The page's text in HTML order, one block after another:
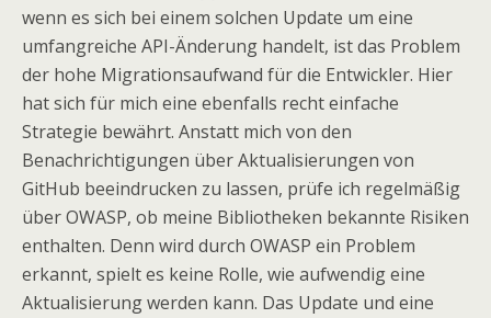
wenn es sich bei einem solchen Update um eine
umfangreiche API-Änderung handelt, ist das Problem
der hohe Migrationsaufwand für die Entwickler. Hier
hat sich für mich eine ebenfalls recht einfache
Strategie bewährt. Anstatt mich von den
Benachrichtigungen über Aktualisierungen von
GitHub beeindrucken zu lassen, prüfe ich regelmäßig
über OWASP, ob meine Bibliotheken bekannte Risiken
enthalten. Denn wird durch OWASP ein Problem
erkannt, spielt es keine Rolle, wie aufwendig eine
Aktualisierung werden kann. Das Update und eine